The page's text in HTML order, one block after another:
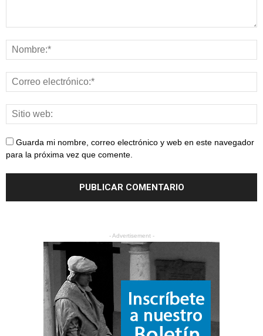
Guarda mi nombre, correo electrónico y web en este navegador
para la próxima vez que comente.
- Advertisement -